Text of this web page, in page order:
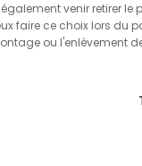
également venir retirer
faire ce choix lors du
ou l'enlèvement